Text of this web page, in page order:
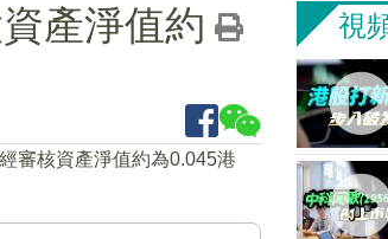
產淨值約
審核資產淨值約為0.045港
視